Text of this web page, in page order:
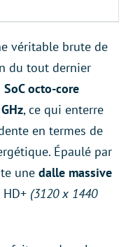
véritable brute de
du tout dernier
SoC octo-core
, ce qui enterre
en termes de
Épaulé par
une dalle massive
(3120 x 1440